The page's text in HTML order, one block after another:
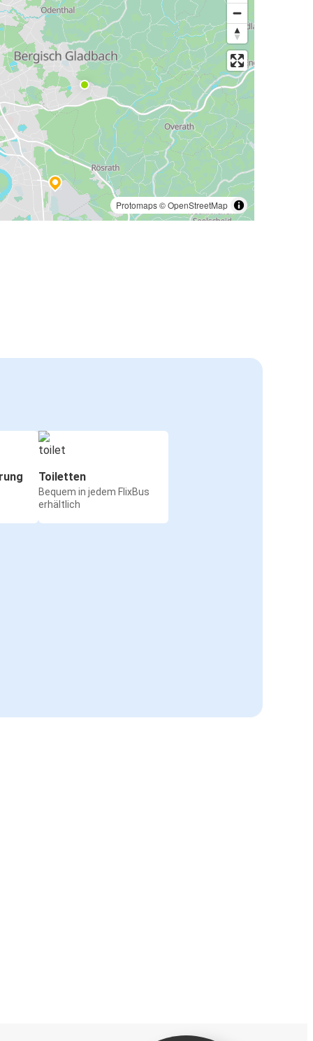
Protomaps©OpenStreetMap
Toiletten
Bequem in jedem FlixBus
erhältlich